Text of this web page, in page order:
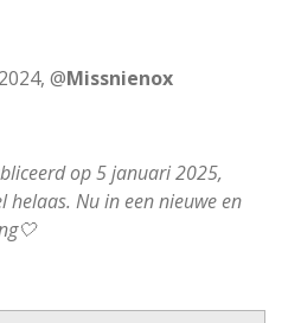
@Missnienox
op 5 januari 2025,
helaas. Nu in een nieuwe en